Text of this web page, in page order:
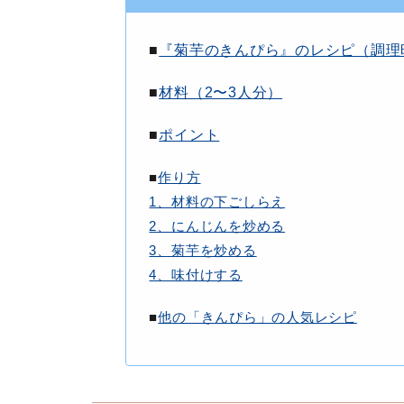
■ 『菊芋のきんぴら』のレシピ（調理
■材料（2〜3人分）
■ポイント
■作り方
1、材料の下ごしらえ
2、にんじんを炒める
3、菊芋を炒める
4、味付けする
■他の「きんぴら」の人気レシピ